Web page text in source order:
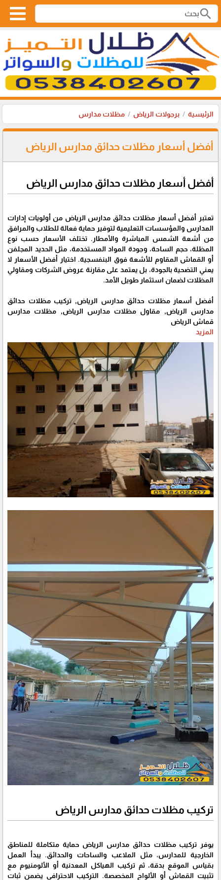
search
الرئيسية برجولات الرياض مظلات مدارس
أفضل أسعار مظلات حدائق مدارس الرياض
أفضل أسعار مظلات حدائق مدارس الرياض
تعتبر أفضل أسعار مظلات حدائق مدارس الرياض من أولويات إدارات
المدارس والمؤسسات التعليمية لتوفير حماية فعالة للطلاب والمرافق
من أشعة الشمس المباشرة والأمطار. تختلف الأسعار حسب نوع
المظلة، حجم الساحة، وجودة المواد المستخدمة، مثل الحديد المجلفن
أو القماش المقاوم للأشعة فوق البنفسجية. اختيار أفضل الأسعار لا
يعني التضحية بالجودة، بل يعتمد على مقارنة عروض الشركات ومقاولي
المظلات لضمان استثمار طويل الأمد.
أفضل أسعار مظلات حدائق مدارس الرياض, تركيب مظلات حدائق
مدارس الرياض, مقاول مظلات مدارس الرياض, مظلات مدارس
قماش الرياض
المزيد
تركيب مظلات حدائق مدارس الرياض
يوفر تركيب مظلات حدائق مدارس الرياض حماية متكاملة للمناطق
الخارجية للمدارس، مثل الملاعب والساحات والحدائق. يبدأ العمل
بقياس الموقع بدقة، ثم تركيب الهياكل المعدنية أو الألومنيوم مع
تثبيت القماش أو الألواح المخصصة. التركيب الاحترافي يضمن ثبات